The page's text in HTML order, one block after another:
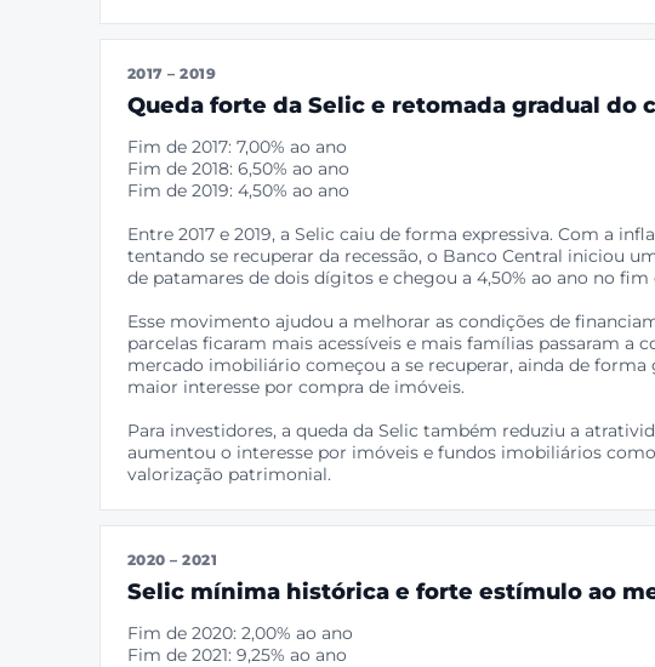
2017 – 2019
Queda forte da Selic e retomada gradual do
Fim de 2017: 7,00% ao ano
Fim de 2018: 6,50% ao ano
Fim de 2019: 4,50% ao ano
Entre 2017 e 2019, a Selic caiu de forma expressiva. Com a
tentando se recuperar da recessão, o Banco Central iniciou
de patamares de dois dígitos e chegou a 4,50% ao ano no fim
Esse movimento ajudou a melhorar as condições de
parcelas ficaram mais acessíveis e mais famílias passaram a
mercado imobiliário começou a se recuperar, ainda de
maior interesse por compra de imóveis.
Para investidores, a queda da Selic também reduziu a
aumentou o interesse por imóveis e fundos imobiliários
valorização patrimonial.
2020 – 2021
Selic mínima histórica e forte estímulo ao
Fim de 2020: 2,00% ao ano
Fim de 2021: 9,25% ao ano